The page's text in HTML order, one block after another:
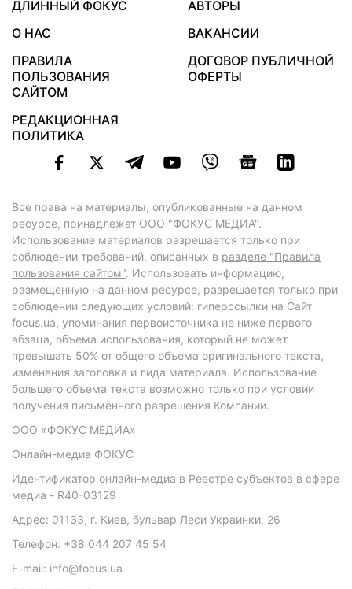
ДЛИННЫЙ ФОКУС
АВТОРЫ
О НАС
ВАКАНСИИ
ПРАВИЛА
ПОЛЬЗОВАНИЯ
САЙТОМ
ДОГОВОР ПУБЛИЧНОЙ
ОФЕРТЫ
РЕДАКЦИОННАЯ
ПОЛИТИКА
Все права на материалы, опубликованные на данном
ресурсе, принадлежат ООО "ФОКУС МЕДИА".
Использование материалов разрешается только при
соблюдении требований, описанных в разделе "Правила
пользования сайтом". Использовать информацию,
размещенную на данном ресурсе, разрешается только при
соблюдении следующих условий: гиперссылки на Сайт
focus.ua, упоминания первоисточника не ниже первого
абзаца, объема использования, который не может
превышать 50% от общего объема оригинального текста,
изменения заголовка и лида материала. Использование
большего объема текста возможно только при условии
получения письменного разрешения Компании.
ООО «ФОКУС МЕДИА»
Онлайн-медиа ФОКУС
Идентификатор онлайн-медиа в Реестре субъектов в сфере
медиа - R40-03129
Адрес: 01133, г. Киев, бульвар Леси Украинки, 26
Телефон: +38 044 207 45 54
E-mail: info@focus.ua